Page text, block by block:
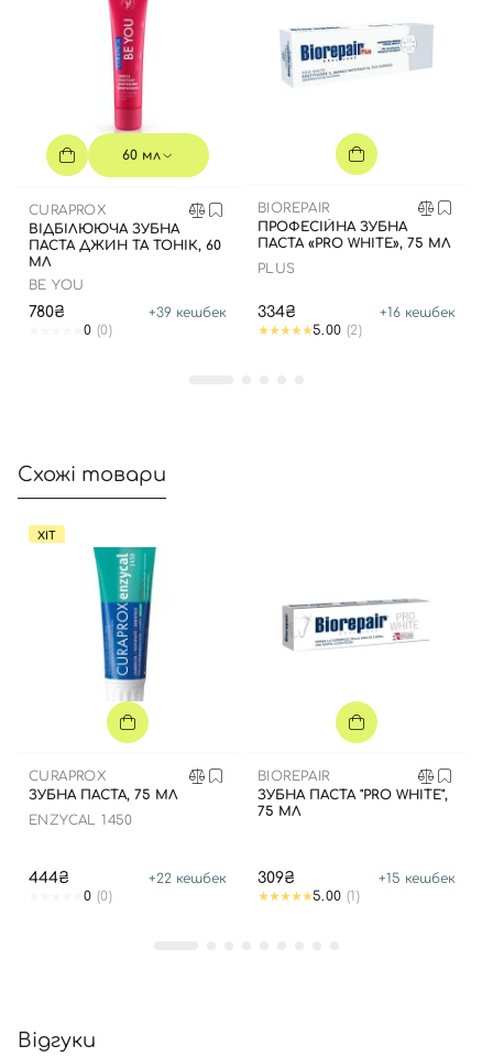
60 мл
CURAPROX
ВІДБІЛЮЮЧА ЗУБНА
ПАСТА ДЖИН ТА ТОНІК, 60
МЛ
BE YOU
780₴ +39 кешбек
0 (0)
BIOREPAIR
ПРОФЕСІЙНА ЗУБНА
ПАСТА «PRO WHITE», 75 МЛ
PLUS
334₴ +16 кешбек
5.00 (2)
Схожі товари
ХІТ
CURAPROX
ЗУБНА ПАСТА, 75 МЛ
ENZYCAL 1450
444₴ +22 кешбек
0 (0)
BIOREPAIR
ЗУБНА ПАСТА "PRO WHITE",
75 МЛ
309₴ +15 кешбек
5.00 (1)
Відгуки
Відправляючи форму для авторизації/реєстрації ви
приймаєте умови Угоди користувача